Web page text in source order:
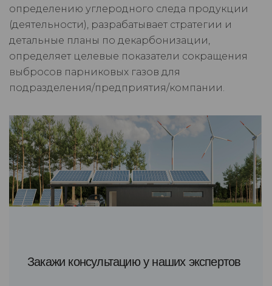
определению углеродного следа продукции
(деятельности), разрабатывает стратегии и
детальные планы по декарбонизации,
определяет целевые показатели сокращения
выбросов парниковых газов для
подразделения/предприятия/компании.
Закажи консультацию у наших экспертов